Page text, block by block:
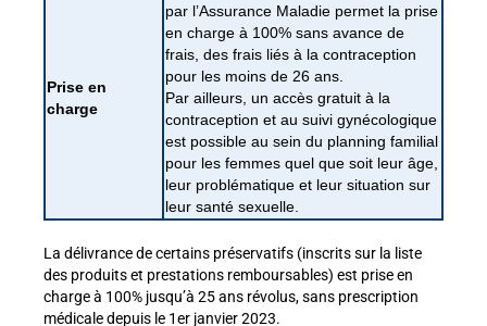
Prise en
charge
par l’Assurance Maladie permet la prise
en charge à 100% sans avance de
frais, des frais liés à la contraception
pour les moins de 26 ans.
Par ailleurs, un accès gratuit à la
contraception et au suivi gynécologique
est possible au sein du planning familial
pour les femmes quel que soit leur âge,
leur problématique et leur situation sur
leur santé sexuelle.
La délivrance de certains préservatifs (inscrits sur la liste
des produits et prestations remboursables) est prise en
charge à 100% jusqu’à 25 ans révolus, sans prescription
médicale depuis le 1er janvier 2023.